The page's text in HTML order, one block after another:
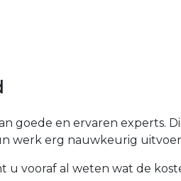
goede en ervaren experts.
werk erg nauwkeurig
vooraf al weten wat de